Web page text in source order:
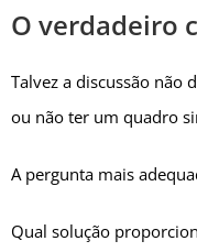
O verdadeiro
Talvez a discussão não
ou não ter um quadro
A pergunta mais
Qual solução